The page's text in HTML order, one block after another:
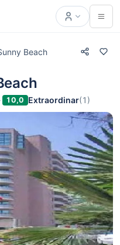
Beach
· 10,0 Extraordinar(1)